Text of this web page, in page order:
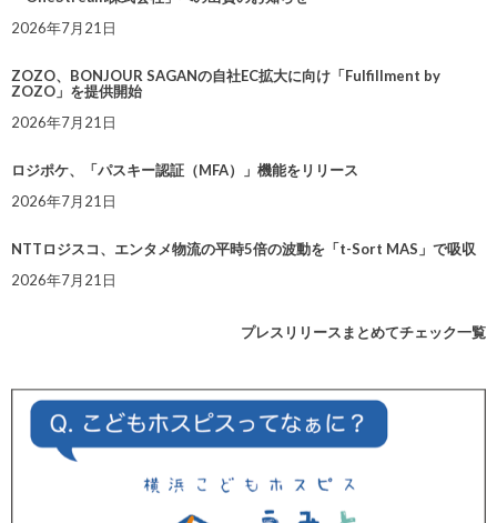
2026年7月21日
ZOZO、BONJOUR SAGANの自社EC拡大に向け「Fulfillment by
ZOZO」を提供開始
2026年7月21日
ロジポケ、「パスキー認証（MFA）」機能をリリース
2026年7月21日
NTTロジスコ、エンタメ物流の平時5倍の波動を「t-Sort MAS」で吸収
2026年7月21日
プレスリリースまとめてチェック一覧